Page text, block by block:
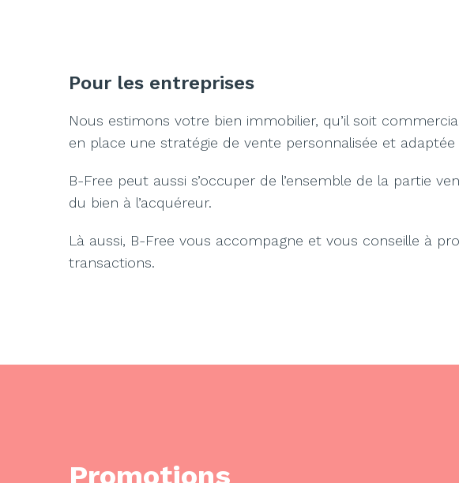
Pour les entreprises
Nous estimons votre bien immobilier, qu’il soit
en place une stratégie de vente personnalisée et adaptée
B-Free peut aussi s’occuper de l’ensemble de la partie
du bien à l’acquéreur.
Là aussi, B-Free vous accompagne et vous conseille à
transactions.
Promotions